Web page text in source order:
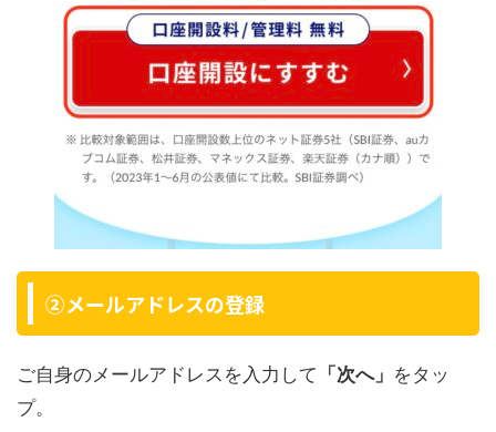
②メールアドレスの登録
ご自身のメールアドレスを入力して 「次へ」 をタッ
プ。